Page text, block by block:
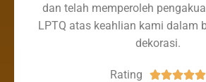
dan telah memperoleh
LPTQ atas keahlian kami dalam
dekorasi.
Rating 